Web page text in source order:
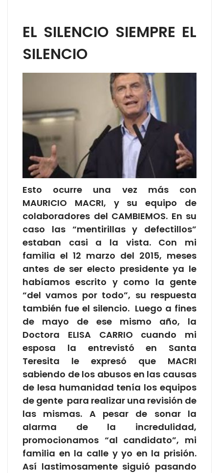
EL SILENCIO SIEMPRE EL
SILENCIO
Esto ocurre una vez más con
MAURICIO MACRI, y su equipo de
colaboradores del CAMBIEMOS. En su
caso las “mentirillas y defectillos”
estaban casi a la vista. Con mi
familia el 12 marzo del 2015, meses
antes de ser electo presidente ya le
habíamos escrito y como la gente
“del vamos por todo”, su respuesta
también fue el silencio. Luego a fines
de mayo de ese mismo año, la
Doctora ELISA CARRIO cuando mi
esposa la entrevistó en Santa
Teresita le expresó que MACRI
sabiendo de los abusos en las causas
de lesa humanidad tenía los equipos
de gente para realizar una revisión de
las mismas. A pesar de sonar la
alarma de la incredulidad,
promocionamos “al candidato”, mi
familia en la calle y yo en la prisión.
Así lastimosamente siguió pasando